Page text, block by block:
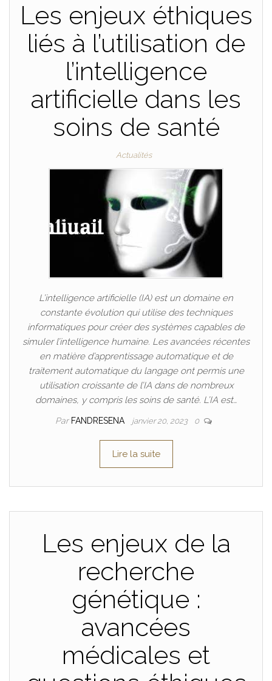
Les enjeux éthiques
liés à l’utilisation de
l’intelligence
artificielle dans les
soins de santé
Actualités
L’intelligence artificielle (IA) est un domaine en
constante évolution qui utilise des techniques
informatiques pour créer des systèmes capables de
simuler l’intelligence humaine. Les avancées récentes
en matière d’apprentissage automatique et de
traitement automatique du langage ont permis une
utilisation croissante de l’IA dans de nombreux
domaines, y compris les soins de santé. L’IA est…
Par FANDRESENA janvier 20, 2023 0
Lire la suite
Les enjeux de la
recherche
génétique :
avancées
médicales et